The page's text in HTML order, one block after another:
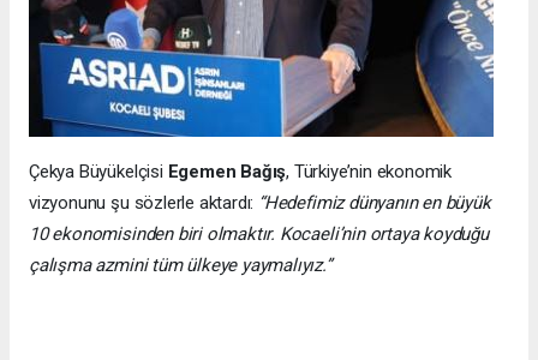
Çekya Büyükelçisi Egemen Bağış, Türkiye’nin ekonomik
vizyonunu şu sözlerle aktardı: “Hedefimiz dünyanın en büyük
10 ekonomisinden biri olmaktır. Kocaeli’nin ortaya koyduğu
çalışma azmini tüm ülkeye yaymalıyız.”